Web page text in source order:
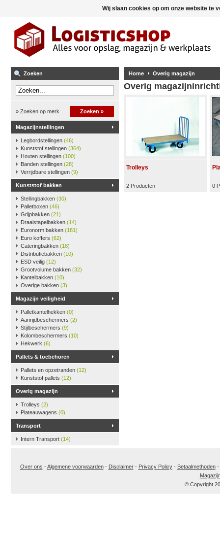
Zoeken
» Zoeken op merk Zoeken »
Magazijnstellingen
Legbordstellingen (46)
Kunststof stellingen (364)
Houten stellingen (100)
Banden stellingen (28)
Verrijdbare stellingen (9)
Kunststof bakken
Stellingbakken (30)
Palletboxen (46)
Grijpbakken (21)
Draaistapelbakken (14)
Euronorm bakken (181)
Euro koffers (62)
Cateringbakken (18)
Distributiebakken (10)
ESD veilig (12)
Grootvolume bakken (32)
Kantelbakken (10)
Overige bakken (3)
Magazijn veiligheid
Palletkantelhekken (0)
Aanrijdbeschermers (2)
Stijlbeschermers (9)
Kolombeschermers (10)
Hekwerk (6)
Pallets & toebehoren
Pallets en opzetranden (12)
Kunststof pallets (12)
Overig magazijn
Trolleys (2)
Plateauwagens (0)
Transport
Intern Transport (14)
Home Overig magazijn
Overig
Trolleys
2 Producten 0
Over ons -Algemene voorwaarden- Disclaimer- Privacy Policy- Betaalmethoden-
© Copyright
Wij slaan cookies op om onze website te